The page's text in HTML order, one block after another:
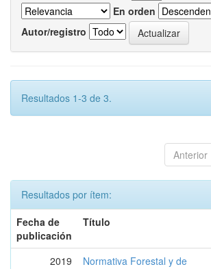
En orden
Autor/registro
Resultados 1-3 de 3.
Anterior
Resultados por ítem:
Fecha de
publicación
Título
2019
Normativa Forestal y de